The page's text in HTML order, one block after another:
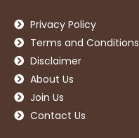
Privacy Policy
Terms and Conditions
Disclaimer
About Us
Join Us
Contact Us